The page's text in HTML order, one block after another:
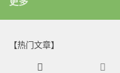
【热门文章】